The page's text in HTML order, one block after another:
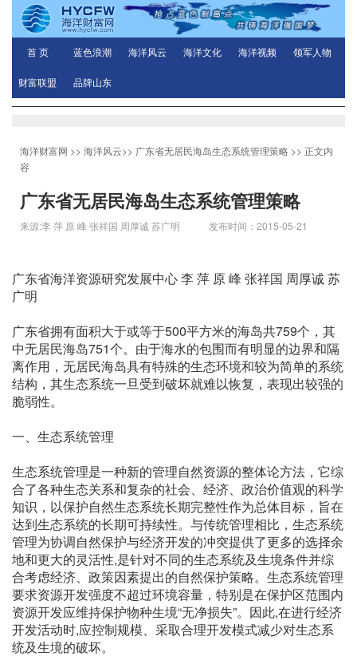
首 页 蓝色浪潮 海洋风云 海洋文化 海洋视频 领军人物
财富联盟 品牌山东
海洋财富网 >> 海洋风云>> 广东省无居民海岛生态系统管理策略 >> 正文内
容
广东省无居民海岛生态系统管理策略
来源:李 萍 原 峰 张祥国 周厚诚 苏广明 发布时间：2015-05-21
广东省海洋资源研究发展中心 李 萍 原 峰 张祥国 周厚诚 苏
广明
广东省拥有面积大于或等于500平方米的海岛共759个，其
中无居民海岛751个。由于海水的包围而有明显的边界和隔
离作用，无居民海岛具有特殊的生态环境和较为简单的系统
结构，其生态系统一旦受到破坏就难以恢复，表现出较强的
脆弱性。
一、生态系统管理
生态系统管理是一种新的管理自然资源的整体论方法，它综
合了各种生态关系和复杂的社会、经济、政治价值观的科学
知识，以保护自然生态系统长期完整性作为总体目标，旨在
达到生态系统的长期可持续性。与传统管理相比，生态系统
管理为协调自然保护与经济开发的冲突提供了更多的选择余
地和更大的灵活性,是针对不同的生态系统及生境条件并综
合考虑经济、政策因素提出的自然保护策略。生态系统管理
要求资源开发强度不超过环境容量，特别是在保护区范围内
资源开发应维持保护物种生境“无净损失”。因此,在进行经济
开发活动时,应控制规模、采取合理开发模式减少对生态系
统及生境的破坏。